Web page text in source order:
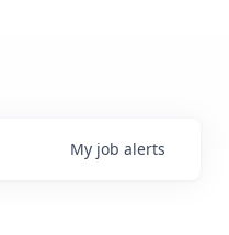
My job alerts